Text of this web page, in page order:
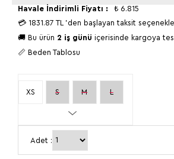
Havale İndirimli Fiyatı : ₺ 6.815
💳 1831.87 TL 'den başlayan taksit
🚚 Bu ürün 2 iş günü içerisinde kargoya
📏 Beden Tablosu
XS S M L
Adet :